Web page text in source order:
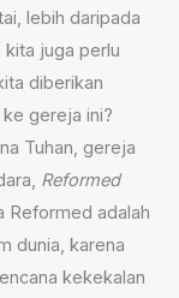
lebih daripada
kita juga perlu
diberikan
gereja ini?
Tuhan, gereja
Reformed
Reformed adalah
dunia, karena
kekekalan